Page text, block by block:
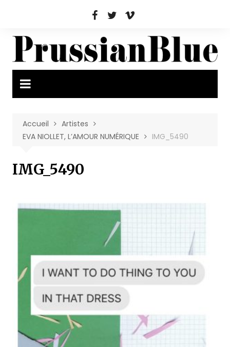
Accueil
Artistes
EVA NIOLLET, L’AMOUR NUMÉRIQUE
IMG_5490
IMG_5490